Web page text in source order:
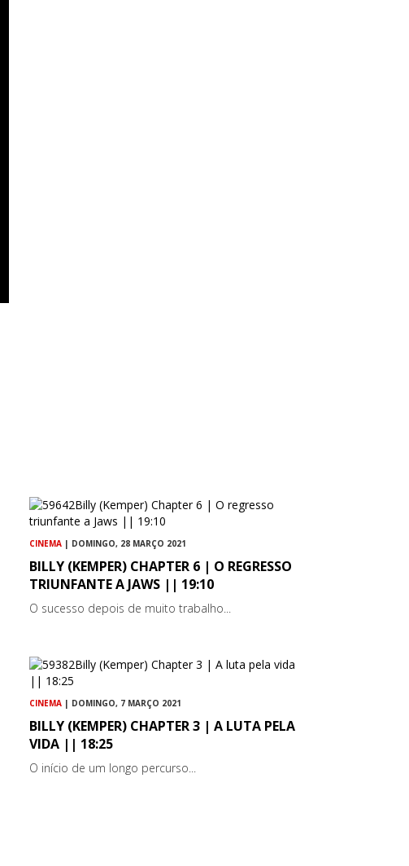
CINEMA | DOMINGO, 28 MARÇO 2021
BILLY (KEMPER) CHAPTER 6 | O REGRESSO
TRIUNFANTE A JAWS || 19:10
O sucesso depois de muito trabalho...
CINEMA | DOMINGO, 7 MARÇO 2021
BILLY (KEMPER) CHAPTER 3 | A LUTA PELA
VIDA || 18:25
O início de um longo percurso...